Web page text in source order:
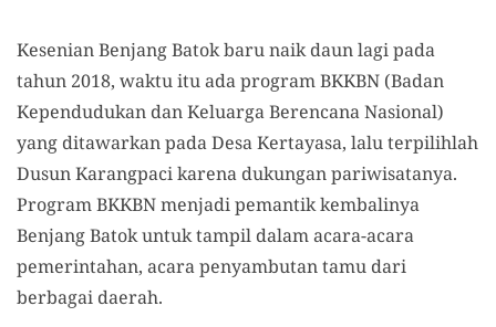
Kesenian Benjang Batok baru naik daun lagi pada
tahun 2018, waktu itu ada program BKKBN (Badan
Kependudukan dan Keluarga Berencana Nasional)
yang ditawarkan pada Desa Kertayasa, lalu terpilihlah
Dusun Karangpaci karena dukungan pariwisatanya.
Program BKKBN menjadi pemantik kembalinya
Benjang Batok untuk tampil dalam acara-acara
pemerintahan, acara penyambutan tamu dari
berbagai daerah.